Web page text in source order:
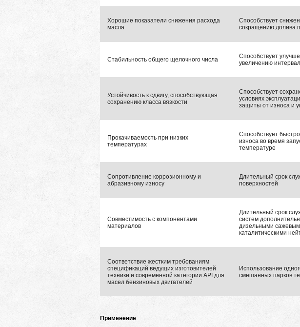
Хорошие показатели снижения расхода
масла
Способствует
сокращению долива
Стабильность общего щелочного числа
Способствует
увеличению
Устойчивость к сдвигу, способствующая
сохранению класса вязкости
Способствует
условиях
защиты от износа и
Прокачиваемость при низких
температурах
Способствует
износа во время
температуре
Сопротивление коррозионному и
абразивному износу
Длительный срок
поверхностей
Совместимость с компонентами
материалов
Длительный срок
систем
дизельными
каталитическими
Соответствие жестким требованиям
спецификаций ведущих изготовителей
техники и современной категории API для
масел бензиновых двигателей
Использование
смешанных парков
Применение